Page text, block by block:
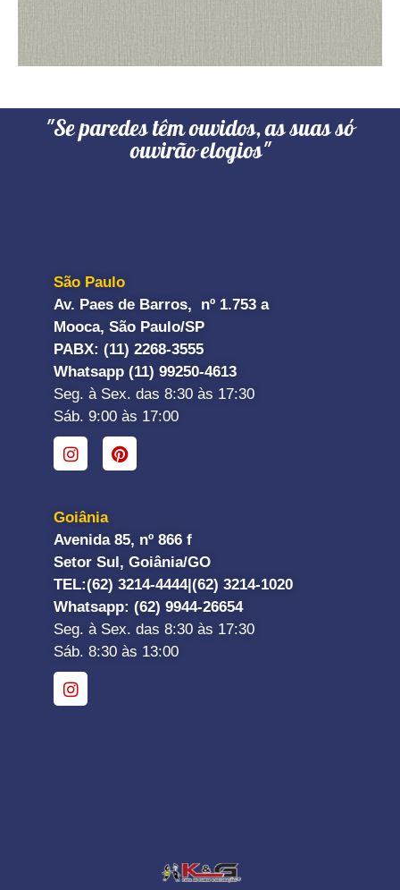
"Se paredes têm ouvidos, as suas só
ouvirão elogios"
São Paulo
Av. Paes de Barros, nº 1.753 a
Mooca, São Paulo/SP
PABX: (11) 2268-3555
Whatsapp (11) 99250-4613
Seg. à Sex. das 8:30 às 17:30
Sáb. 9:00 às 17:00
Goiânia
Avenida 85, nº 866 f
Setor Sul, Goiânia/GO
TEL:(62) 3214-4444|(62) 3214-1020
Whatsapp: (62) 9944-26654
Seg. à Sex. das 8:30 às 17:30
Sáb. 8:30 às 13:00